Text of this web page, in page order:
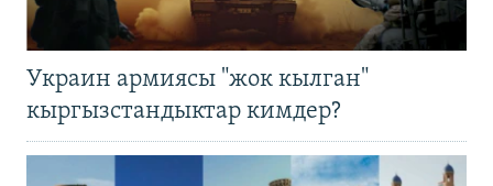
Украин армиясы "жок кылган"
кыргызстандыктар кимдер?